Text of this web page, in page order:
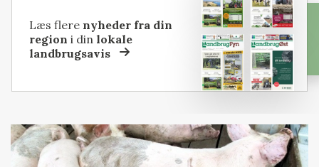
Læs flere nyheder fra din
region i dinlokale
landbrugsavis